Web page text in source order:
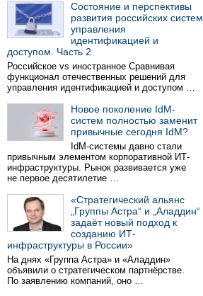
Состояние и перспективы
развития российских систем
управления
идентификацией и
доступом. Часть 2
Российское vs иностранное Сравнивая
функционал отечественных решений для
управления идентификацией и доступом …
Новое поколение IdM-
систем полностью заменит
привычные сегодня IdM?
IdM-системы давно стали
привычным элементом корпоративной ИТ-
инфраструктуры. Рынок развивается уже
не первое десятилетие …
«Стратегический альянс
„Группы Астра“ и „Аладдин“
задаёт новый подход к
созданию ИТ-
инфраструктуры в России»
На днях «Группа Астра» и «Аладдин»
объявили о стратегическом партнёрстве.
По заявлению компаний, оно …